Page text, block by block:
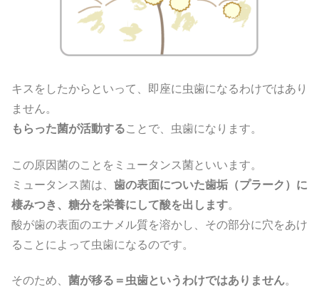
キスをしたからといって、即座に虫歯になるわけではあり
ません。
もらった菌が活動することで、虫歯になります。
この原因菌のことをミュータンス菌といいます。
ミュータンス菌は、 歯の表面についた歯垢（プラーク）に
棲みつき、糖分を栄養にして酸を出します。
酸が歯の表面のエナメル質を溶かし、その部分に穴をあけ
ることによって虫歯になるのです。
そのため、 菌が移る＝虫歯というわけではありません。